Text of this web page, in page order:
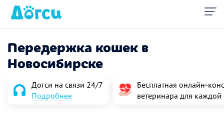
Передержка кошек в
Новосибирске
Догси на связи 24/7
Подробнее
Бесплатная
ветеринара для